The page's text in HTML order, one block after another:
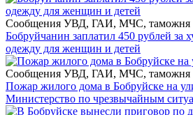
Сообщения УВД, ГАИ, МЧС, таможня
Бобруйчанин заплатил 450 рублей за
одежду для женщин и детей
Сообщения УВД, ГАИ, МЧС, таможня
Пожар жилого дома в Бобруйске на
Министерство по чрезвычайным